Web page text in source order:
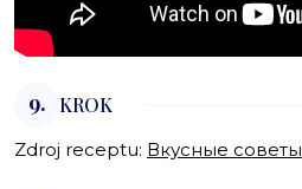
9. KROK
Zdroj receptu: Вкусные советы